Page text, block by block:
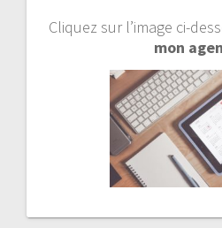
Cliquez sur l’image ci-
mon